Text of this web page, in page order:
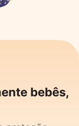
bebês,